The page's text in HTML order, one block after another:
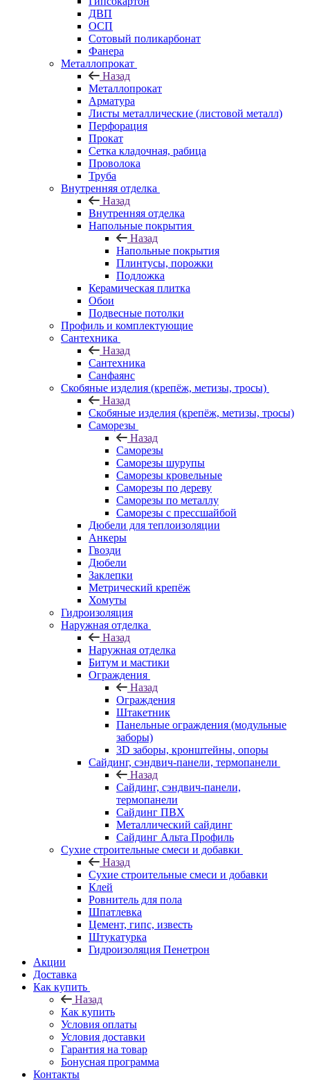
ДВП
ОСП
Сотовый поликарбонат
Фанера
Металлопрокат
Назад
Металлопрокат
Арматура
Листы металлические (листовой металл)
Перфорация
Прокат
Сетка кладочная, рабица
Проволока
Труба
Внутренняя отделка
Назад
Внутренняя отделка
Напольные покрытия
Назад
Напольные покрытия
Плинтусы, порожки
Подложка
Керамическая плитка
Обои
Подвесные потолки
Профиль и комплектующие
Сантехника
Назад
Сантехника
Санфаянс
Скобяные изделия (крепёж, метизы, тросы)
Назад
Скобяные изделия (крепёж, метизы, тросы)
Саморезы
Назад
Саморезы
Саморезы шурупы
Саморезы кровельные
Саморезы по дереву
Саморезы по металлу
Саморезы с прессшайбой
Дюбели для теплоизоляции
Анкеры
Гвозди
Дюбели
Заклепки
Метрический крепёж
Хомуты
Гидроизоляция
Наружная отделка
Назад
Наружная отделка
Битум и мастики
Ограждения
Назад
Ограждения
Штакетник
Панельные ограждения (модульные
заборы)
3D заборы, кронштейны, опоры
Cайдинг, сэндвич-панели, термопанели
Назад
Cайдинг, сэндвич-панели,
термопанели
Сайдинг ПВХ
Металлический сайдинг
Сайдинг Альта Профиль
Сухие строительные смеси и добавки
Назад
Сухие строительные смеси и добавки
Клей
Ровнитель для пола
Шпатлевка
Цемент, гипс, известь
Штукатурка
Гидроизоляция Пенетрон
Акции
Доставка
Как купить
Назад
Как купить
Условия оплаты
Условия доставки
Гарантия на товар
Бонусная программа
Контакты